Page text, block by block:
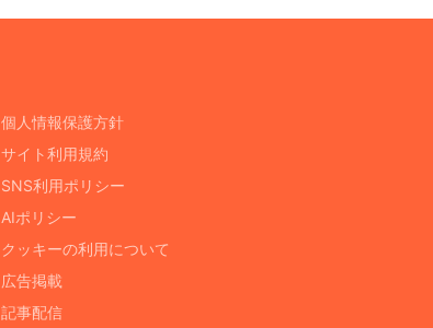
個人情報保護方針
サイト利用規約
SNS利用ポリシー
AIポリシー
クッキーの利用について
広告掲載
記事配信